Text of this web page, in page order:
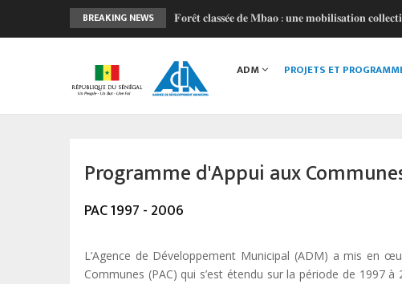
BREAKING NEWS
𝐅𝐨𝐫𝐞̂𝐭 𝐜𝐥𝐚𝐬𝐬𝐞́𝐞 𝐝𝐞 𝐌𝐛𝐚𝐨 : 𝐮𝐧𝐞 𝐦𝐨𝐛𝐢𝐥𝐢𝐬𝐚𝐭𝐢𝐨𝐧
𝐋𝐚𝐧𝐜𝐞𝐦𝐞𝐧𝐭 𝐝𝐞 𝐥’𝐎𝐁𝐅𝐈𝐋𝐎𝐂 : 𝐔𝐧 𝐧𝐨𝐮𝐯𝐞𝐥 𝐨𝐮𝐭𝐢𝐥
𝐉𝐎𝐉 𝐃𝐚𝐤𝐚𝐫 𝟐𝟎𝟐𝟔 : 𝐒𝐚𝐧𝐠𝐚𝐥𝐤𝐚𝐦 𝐬𝐞 𝐦𝐨𝐛𝐢𝐥𝐢𝐬𝐞 𝐚𝐮
𝐑𝐄𝐓𝐎𝐔𝐑 𝐄𝐍 𝐈𝐌𝐀𝐆𝐄𝐒 𝐏𝐑𝐎𝐆𝐄𝐏 𝐈𝐈 : 𝐥𝐞 𝐂𝐨𝐦𝐢𝐭𝐞́
navigation
ADM PROJETS ET
Programme d'Appui aux
PAC 1997 - 2006
L’Agence de Développement Municipal (ADM) a mis en
Communes (PAC) qui s’est étendu sur la période de 1997